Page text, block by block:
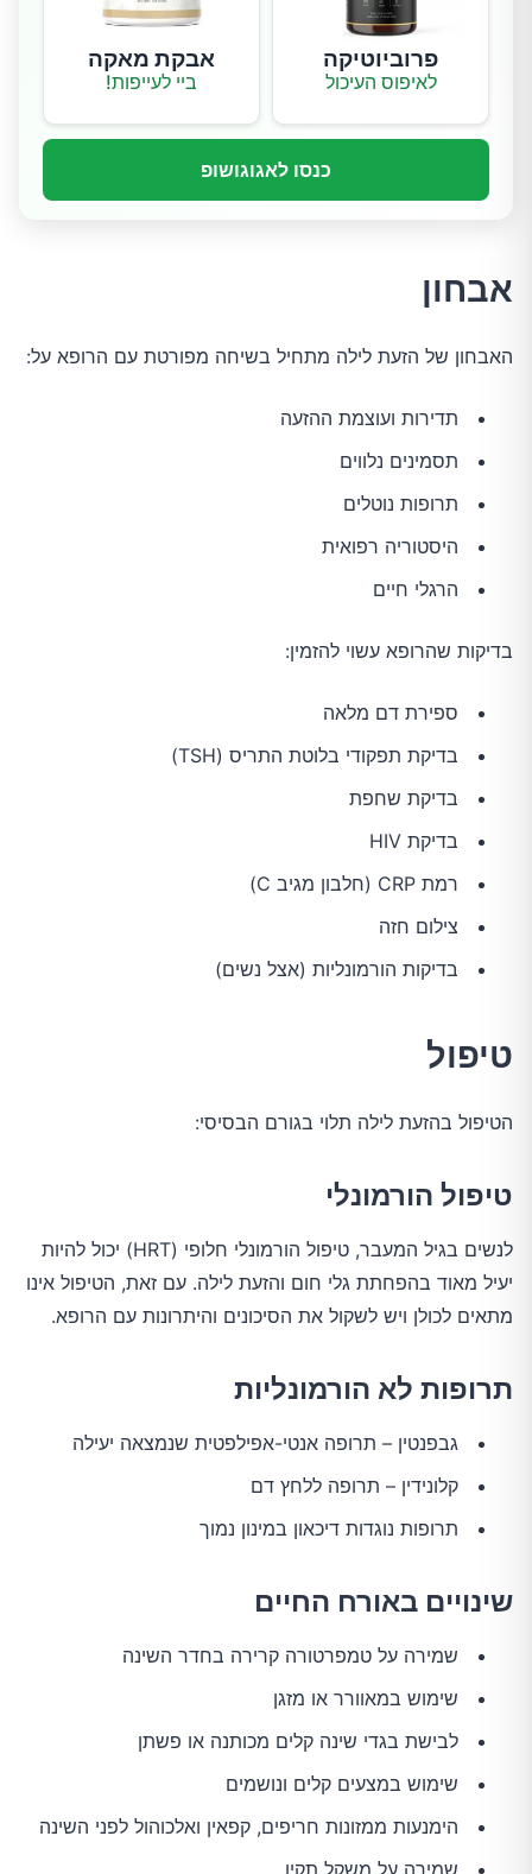
פרוביוטיקה
לאיפוס העיכול
אבקת מאקה
ביי לעייפות!
כנסו לאגוגושופ
אבחון
האבחון של הזעת לילה מתחיל בשיחה מפורטת עם הרופא על:
תדירות ועוצמת ההזעה
תסמינים נלווים
תרופות נוטלים
היסטוריה רפואית
הרגלי חיים
בדיקות שהרופא עשוי להזמין:
ספירת דם מלאה
בדיקת תפקודי בלוטת התריס (TSH)
בדיקת שחפת
בדיקת HIV
רמת CRP (חלבון מגיב C)
צילום חזה
בדיקות הורמונליות (אצל נשים)
טיפול
הטיפול בהזעת לילה תלוי בגורם הבסיסי:
טיפול הורמונלי
לנשים בגיל המעבר, טיפול הורמונלי חלופי (HRT) יכול להיות
יעיל מאוד בהפחתת גלי חום והזעת לילה. עם זאת, הטיפול אינו
מתאים לכולן ויש לשקול את הסיכונים והיתרונות עם הרופא.
תרופות לא הורמונליות
גבפנטין – תרופה אנטי-אפילפטית שנמצאה יעילה
קלונידין – תרופה ללחץ דם
תרופות נוגדות דיכאון במינון נמוך
שינויים באורח החיים
שמירה על טמפרטורה קרירה בחדר השינה
שימוש במאוורר או מזגן
לבישת בגדי שינה קלים מכותנה או פשתן
שימוש במצעים קלים ונושמים
הימנעות ממזונות חריפים, קפאין ואלכוהול לפני השינה
שמירה על משקל תקין